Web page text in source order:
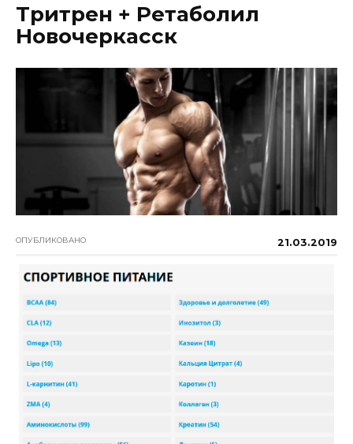
Тритрен + Ретаболил
Новочеркасск
ОПУБЛИКОВАНО 21.03.2019